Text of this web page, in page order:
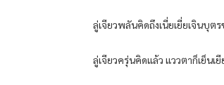
ลู่เจียวพลันคิดถึงเนี่ยเยี่ยเจินบุ
ลู่เจียวครุ่นคิดแล้ว แววตาก็เย็น